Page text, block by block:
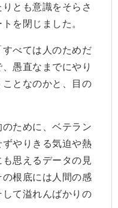
とも意識をそらさ
を閉じました。
べては人のためだ
愚直なまでにやり
となのかと、目の
ために、ベテラン
やりきる気迫や熱
思えるデータの見
根底には人間の感
て溢れんばかりの